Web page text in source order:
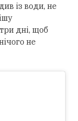
із води, не
дні, щоб
не